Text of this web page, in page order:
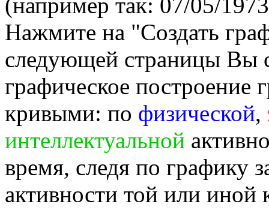
Нажмите на "Создать
следующей страницы Вы
графическое построение
кривыми: по физической,
интеллектуальной
время, следя по графику
активности той или иной